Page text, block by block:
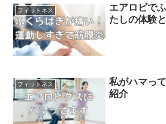
フィットネス
エアロビで
たしの体験
フィットネス
私がハマっ
紹介